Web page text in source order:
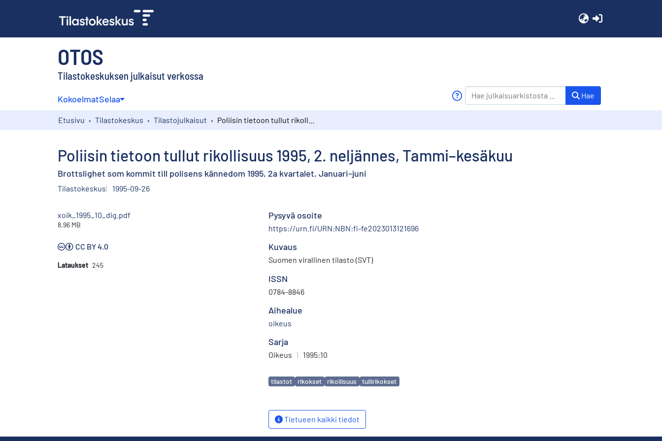
OTOS
Tilastokeskuksen julkaisut verkossa
KokoelmatSelaa Hae
Etusivu Tilastokeskus Tilastojulkaisut
Poliisin tietoon tullut rikollisuus 1995, 2. neljännes, Tammi–kesäkuu
Brottslighet som kommit till polisens kännedom 1995, 2a kvartalet, Januari–juni
Tilastokeskus 1995-09-26
xoik_1995_10_dig.pdf
8.96 MB
CC BY 4.0
Lataukset 245
Pysyvä osoite
https://urn.fi/URN:NBN:fi-fe2023013121696
Kuvaus
Suomen virallinen tilasto (SVT)
ISSN
0784-8846
Aihealue
oikeus
Sarja
Oikeus | 1995:10
Avainsanat
tilastot rikokset rikollisuus tullirikokset
Tietueen kaikki tiedot